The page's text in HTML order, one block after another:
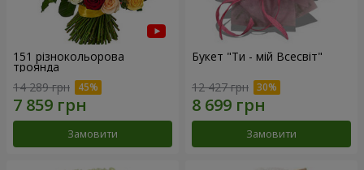
151 різнокольорова
троянда
14 289 грн
Замовити
Букет "Ти - мій Всесвіт"
12 427 грн
Замовити